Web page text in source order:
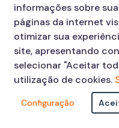
básicas
12/06 – Cidade Solidária
famílias em situação de
10/06 –Cidade Solidária:
durante o ponto facultativo
04/06 –Prefeitura
terminais de ônibus para
Banco de
toneladas de
informações sobre
páginas da internet
otimizar sua
site, apresentando
selecionar "Aceitar
utilização de cookies.
Configuração